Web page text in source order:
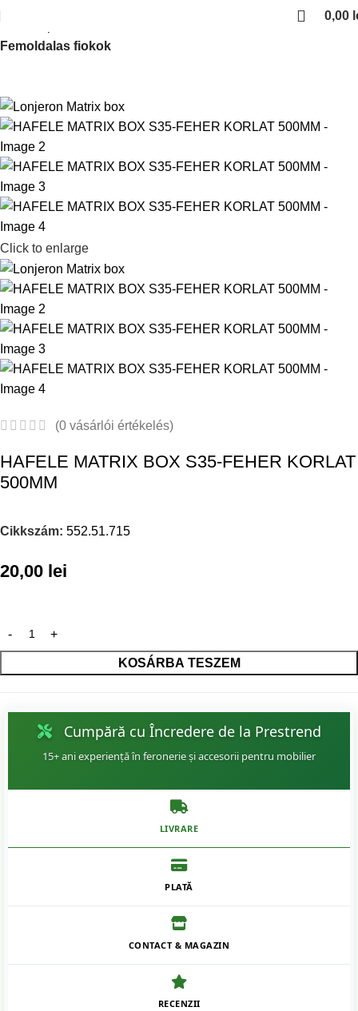
0,00
Femoldalas fiokok
Click to enlarge
(0 vásárlói értékelés)
HAFELE MATRIX BOX S35-FEHER KORLAT
500MM
Cikkszám: 552.51.715
20,00 lei
KOSÁRBA TESZEM
Cumpără cu Încredere de la Prestrend
15+ ani experiență în feronerie și accesorii pentru mobilier
LIVRARE
PLATĂ
CONTACT & MAGAZIN
RECENZII